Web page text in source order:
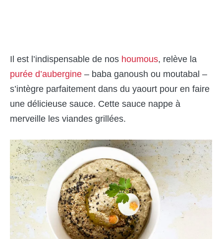
Il est l’indispensable de nos houmous, relève la
purée d’aubergine – baba ganoush ou moutabal –
s’intègre parfaitement dans du yaourt pour en faire
une délicieuse sauce. Cette sauce nappe à
merveille les viandes grillées.